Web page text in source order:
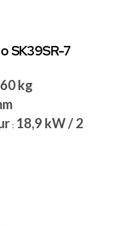
SK39SR-7
kg
: 18,9 kW / 2